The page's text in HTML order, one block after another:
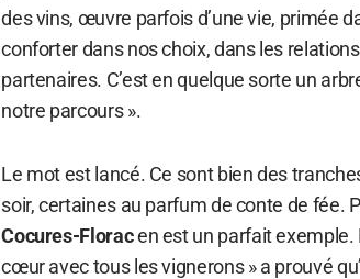
des vins, œuvre parfois d’une vie, primée
conforter dans nos choix, dans les
partenaires. C’est en quelque sorte un
notre parcours ».
Le mot est lancé. Ce sont bien des
soir, certaines au parfum de conte de fée.
Cocures-Floracen est un parfait exemple.
cœur avec tous les vignerons » a prouvé